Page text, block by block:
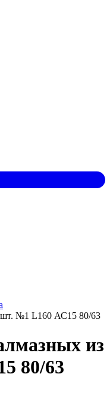
№1 L160 АС15 80/63
из
80/63